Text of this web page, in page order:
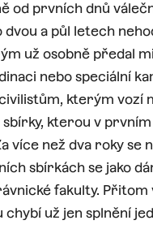
od prvních dnů
dvou a půl letech
už osobně předal
nebo speciální
kterým vozí
sbírky, kterou v
více než dva roky
sbírkách se jako
fakulty.
chybí už jen splnění